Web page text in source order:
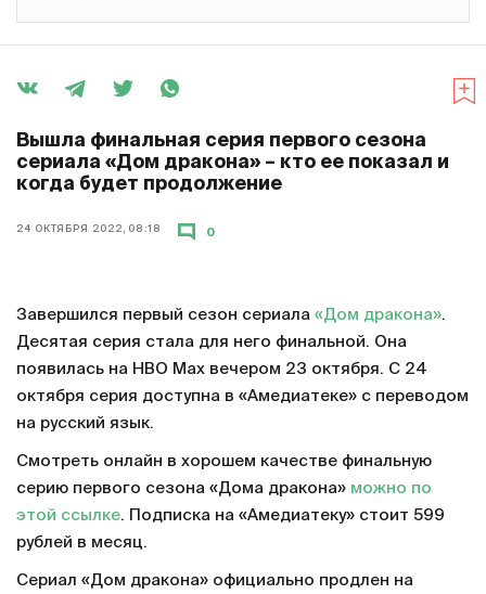
Вышла финальная серия первого сезона
сериала «Дом дракона» – кто ее показал и
когда будет продолжение
24 ОКТЯБРЯ 2022, 08:18 0
Завершился первый сезон сериала «Дом дракона».
Десятая серия стала для него финальной. Она
появилась на HBO Max вечером 23 октября. С 24
октября серия доступна в «Амедиатеке» с переводом
на русский язык.
Смотреть онлайн в хорошем качестве финальную
серию первого сезона «Дома дракона» можно по
этой ссылке. Подписка на «Амедиатеку» стоит 599
рублей в месяц.
Сериал «Дом дракона» официально продлен на